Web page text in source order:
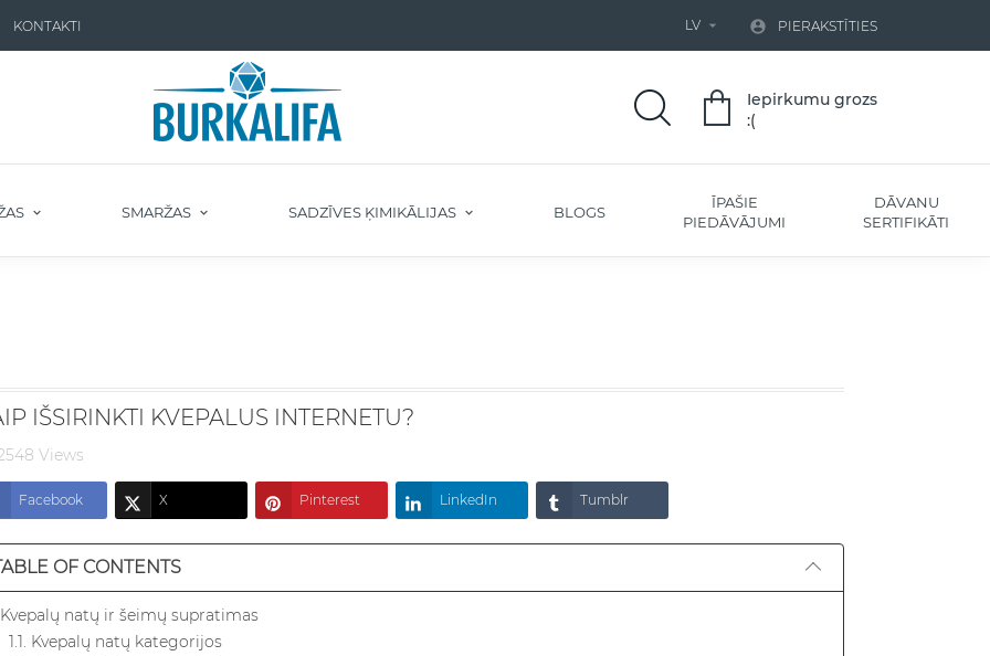
KONTAKTI LV   PIERAKSTĪTIES
Iepirkumu grozs
:(
SMARŽAS SADZĪVES ĶIMIKĀLIJAS BLOGS
ĪPAŠIE
PIEDĀVĀJUMI
DĀVANU
SERTIFIKĀTI
IŠSIRINKTI KVEPALUS INTERNETU?
Views
Facebook X Pinterest LinkedIn Tumblr
OF CONTENTS
Kvepalų natų ir šeimų supratimas
1.1. Kvepalų natų kategorijos